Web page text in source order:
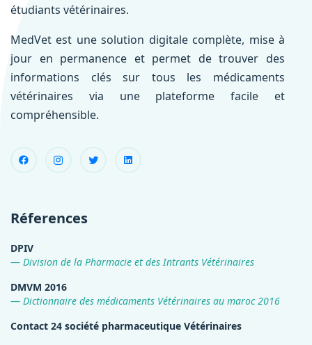
étudiants vétérinaires.
MedVet est une solution digitale complète, mise à
jour en permanence et permet de trouver des
informations clés sur tous les médicaments
vétérinaires via une plateforme facile et
compréhensible.
Réferences
DPIV
Division de la Pharmacie et des Intrants Vétérinaires
DMVM 2016
Dictionnaire des médicaments Vétérinaires au maroc 2016
Contact 24 société pharmaceutique Vétérinaires